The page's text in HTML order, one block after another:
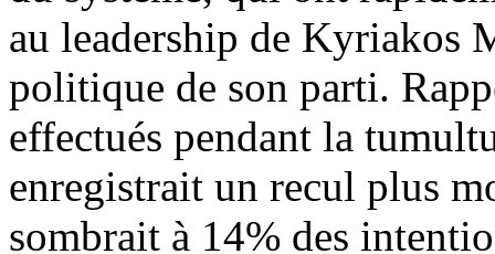
au leadership de Kyriakos
politique de son parti.
effectués pendant la
enregistrait un recul plus
sombrait à 14% des